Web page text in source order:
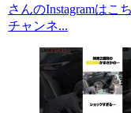
さんのInstagramはこ
チャンネ...